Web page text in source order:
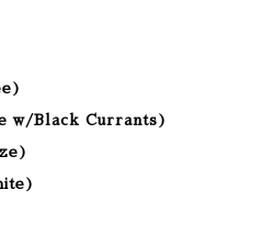
)
w/Black Currants)